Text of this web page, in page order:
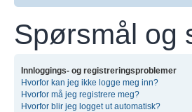
Spørsmål og
Innloggings- og registreringsproblemer
Hvorfor kan jeg ikke logge meg inn?
Hvorfor må jeg registrere meg?
Hvorfor blir jeg logget ut automatisk?